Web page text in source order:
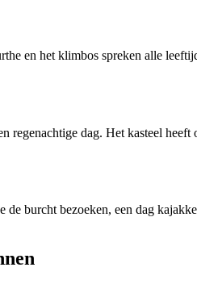
en het klimbos spreken alle
dag. Het kasteel
burcht bezoeken, een dag